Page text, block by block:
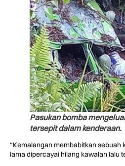
Pasukan bomba
tersepit dalam kenderaan.
“Kemalangan membabitkan sebuah
lama dipercayai hilang kawalan lalu